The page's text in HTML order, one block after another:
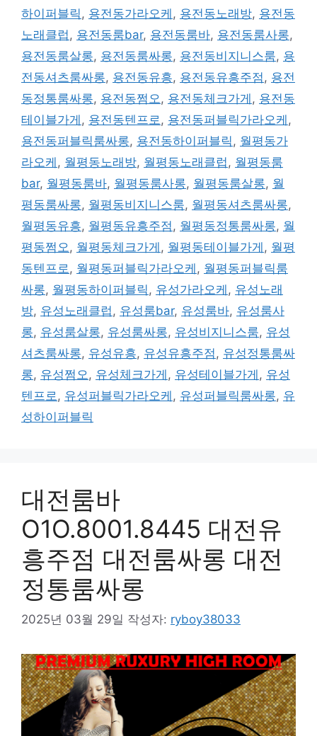
하이퍼블릭 , 용전동가라오케 , 용전동노래방, 용전동
노래클럽 , 용전동룸bar, 용전동룸바, 용전동룸사롱,
용전동룸살롱, 용전동룸싸롱, 용전동비지니스룸, 용
전동셔츠룸싸롱, 용전동유흥, 용전동유흥주점 , 용전
동정통룸싸롱, 용전동쩜오 , 용전동체크가게 , 용전동
테이블가게 , 용전동텐프로 , 용전동퍼블릭가라오케 ,
용전동퍼블릭룸싸롱, 용전동하이퍼블릭 , 월평동가
라오케 , 월평동노래방, 월평동노래클럽 , 월평동룸
bar, 월평동룸바, 월평동룸사롱, 월평동룸살롱, 월
평동룸싸롱, 월평동비지니스룸, 월평동셔츠룸싸롱,
월평동유흥, 월평동유흥주점 , 월평동정통룸싸롱, 월
평동쩜오 , 월평동체크가게 , 월평동테이블가게 , 월평
동텐프로 , 월평동퍼블릭가라오케 , 월평동퍼블릭룸
싸롱, 월평동하이퍼블릭 , 유성가라오케 , 유성노래
방, 유성노래클럽 , 유성룸bar, 유성룸바, 유성룸사
롱, 유성룸살롱, 유성룸싸롱, 유성비지니스룸, 유성
셔츠룸싸롱, 유성유흥, 유성유흥주점 , 유성정통룸싸
롱, 유성쩜오 , 유성체크가게 , 유성테이블가게 , 유성
텐프로 , 유성퍼블릭가라오케 , 유성퍼블릭룸싸롱, 유
성하이퍼블릭
대전룸바
O1O.8001.8445 대전유
흥주점 대전룸싸롱 대전
정통룸싸롱
2025년 03월 29일 작성자: ryboy38033